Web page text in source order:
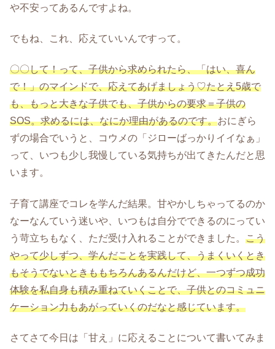
や不安ってあるんですよね。
でもね、これ、応えていいんですって。
〇〇して！って、子供から求められたら、「はい、喜ん
で！」のマインドで、応えてあげましょう♡たとえ5歳で
も、もっと大きな子供でも、子供からの要求＝子供の
SOS。求めるには、なにか理由があるのです。おにぎら
ずの場合でいうと、コウメの「ジローばっかりイイなぁ」
って、いつも少し我慢している気持ちが出てきたんだと思
います。
子育て講座でコレを学んだ結果。甘やかしちゃってるのか
なーなんていう迷いや、いつもは自分でできるのにってい
う苛立ちもなく、ただ受け入れることができました。 こう
やって少しずつ、学んだことを実践して、うまくいくとき
もそうでないときももちろんあるんだけど、一つずつ成功
体験を私自身も積み重ねていくことで、子供とのコミュニ
ケーション力もあがっていくのだなと感じています。
さてさて今日は「甘え」に応えることについて書いてみま